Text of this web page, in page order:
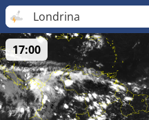
Londrina
17:00